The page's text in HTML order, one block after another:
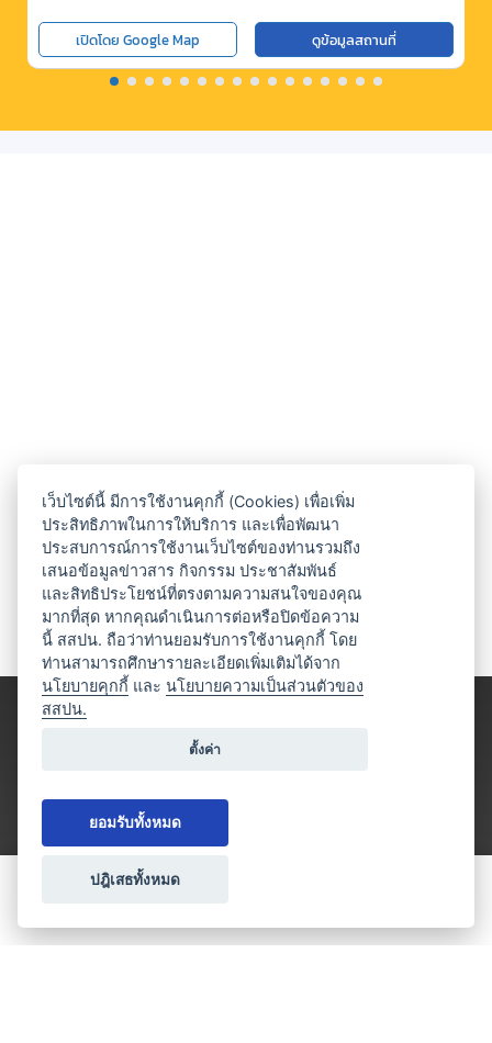
เปิดโดย Google Map ดูข้อมูลสถานที่
ประเภทธุรกิจไมซ์
เว็บไซต์นี้ มีการใช้งานคุกกี้ (Cookies) เพื่อเพิ่ม
ประสิทธิภาพในการให้บริการ และเพื่อพัฒนา
ประสบการณ์การใช้งานเว็บไซต์ของท่านรวมถึง
เสนอข้อมูลข่าวสาร กิจกรรม ประชาสัมพันธ์
และสิทธิประโยชน์ที่ตรงตามความสนใจของคุณ
มากที่สุด หากคุณดำเนินการต่อหรือปิดข้อความ
นี้ สสปน. ถือว่าท่านยอมรับการใช้งานคุกกี้ โดย
ท่านสามารถศึกษารายละเอียดเพิ่มเติมได้จาก
นโยบายคุกกี้ และนโยบายความเป็นส่วนตัวของ
สสปน.
ตั้งค่า
ยอมรับทั้งหมด
ปฎิเสธทั้งหมด